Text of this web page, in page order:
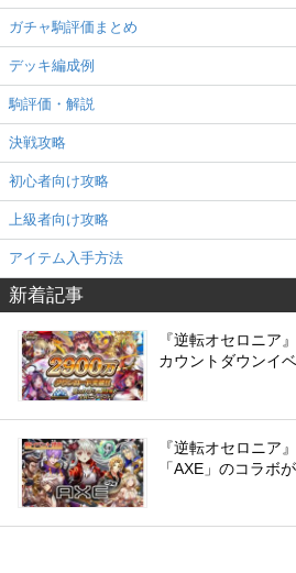
ガチャ駒評価まとめ
デッキ編成例
駒評価・解説
決戦攻略
初心者向け攻略
上級者向け攻略
アイテム入手方法
新着記事
『逆転オセロニア
カウントダウンイ
『逆転オセロニア
「AXE」のコラボ